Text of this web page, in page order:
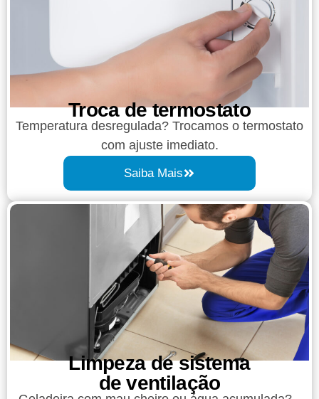
Troca de termostato
Temperatura desregulada? Trocamos o termostato
com ajuste imediato.
Saiba Mais
Limpeza de sistema
de ventilação